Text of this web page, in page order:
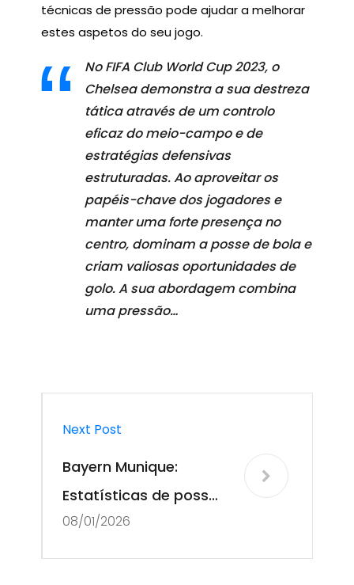
técnicas de pressão pode ajudar a melhorar
estes aspetos do seu jogo.
No FIFA Club World Cup 2023, o
Chelsea demonstra a sua destreza
tática através de um controlo
eficaz do meio-campo e de
estratégias defensivas
estruturadas. Ao aproveitar os
papéis-chave dos jogadores e
manter uma forte presença no
centro, dominam a posse de bola e
criam valiosas oportunidades de
golo. A sua abordagem combina
uma pressão…
Next Post
Bayern Munique:
Estatísticas de posse,
Precisão de passe,
08/01/2026